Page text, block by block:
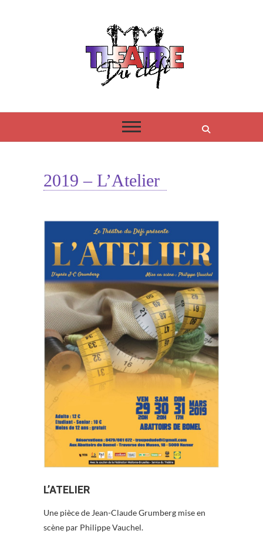
THÉÂTRE DU DÉFI
2019 – L’Atelier
L’ATELIER
Une pièce de Jean-Claude Grumberg mise en
scène par Philippe Vauchel.